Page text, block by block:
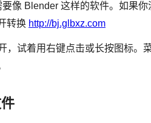
像 Blender 这样的软件。如果
转换 http://bj.glbxz.com
，试着用右键点击或长按图标。